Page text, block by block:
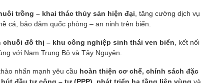
trồng – khai thác thủy sản hiện đại, tăng cường dịch vụ
cá, bảo đảm quốc phòng – an ninh trên biển.
chuỗi đô thị – khu công nghiệp sinh thái ven biển, kết nối
với Nam Trung Bộ và Tây Nguyên.
nhấn mạnh yêu cầu hoàn thiện cơ chế, chính sách đặc
TCXDVN
261:2001 Bãi
Bản vẽ chi tiết
cấu tạo đế cống
Bản vẽ chi tiết
các dạng gia cố